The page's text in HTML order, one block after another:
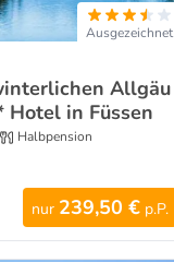
Ausgezeichnet
Allgäu
in Füssen
Halbpension
nur 239,50 € p.P.